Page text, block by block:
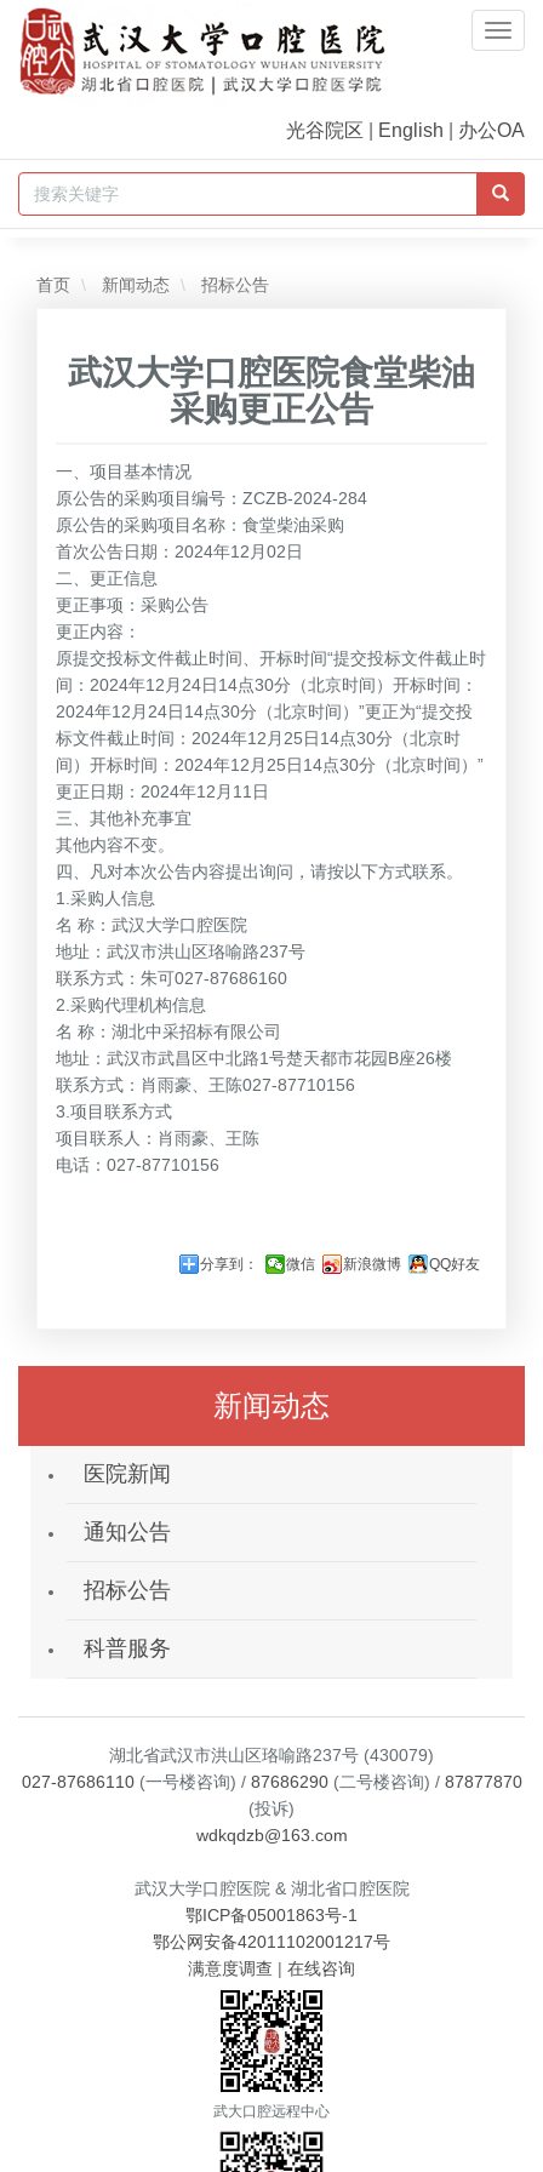
光谷院区 English 办公OA
首页 新闻动态 招标公告
武汉大学口腔医院食堂柴油
采购更正公告
一、项目基本情况
原公告的采购项目编号：ZCZB-2024-284
原公告的采购项目名称：食堂柴油采购
首次公告日期：2024年12月02日
二、更正信息
更正事项：采购公告
更正内容：
原提交投标文件截止时间、开标时间“提交投标文件截止时
间：2024年12月24日14点30分（北京时间）开标时间：
2024年12月24日14点30分（北京时间）”更正为“提交投
标文件截止时间：2024年12月25日14点30分（北京时
间）开标时间：2024年12月25日14点30分（北京时间）”
更正日期：2024年12月11日
三、其他补充事宜
其他内容不变。
四、凡对本次公告内容提出询问，请按以下方式联系。
1.采购人信息
名 称：武汉大学口腔医院
地址：武汉市洪山区珞喻路237号
联系方式：朱可027-87686160
2.采购代理机构信息
名 称：湖北中采招标有限公司
地址：武汉市武昌区中北路1号楚天都市花园B座26楼
联系方式：肖雨豪、王陈027-87710156
3.项目联系方式
项目联系人：肖雨豪、王陈
电话：027-87710156
分享到： 微信 新浪微博 QQ好友
新闻动态
医院新闻
通知公告
招标公告
科普服务
湖北省武汉市洪山区珞喻路237号 (430079)
027-87686110(一号楼咨询) / 87686290(二号楼咨询) / 87877870
(投诉)
wdkqdzb@163.com
武汉大学口腔医院 & 湖北省口腔医院
鄂ICP备05001863号-1
鄂公网安备42011102001217号
满意度调查 | 在线咨询
武大口腔远程中心